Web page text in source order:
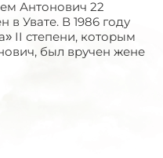
Антонович 22
в Увате. В 1986 году
II степени, которым
был вручен жене